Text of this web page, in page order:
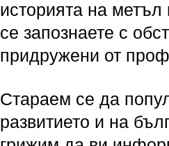
историята на
се запознаете с
придружени от
Стараем се да
развитието и на